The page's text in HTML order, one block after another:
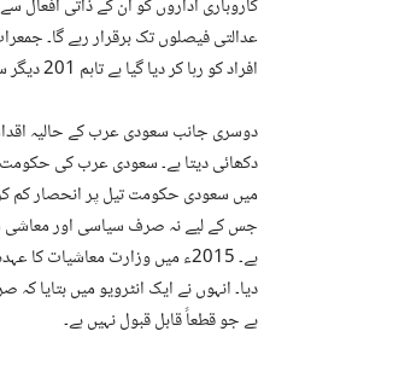
کاروباری اداروں کو ان کے ذاتی افعال
عدالتی فیصلوں تک برقرار رہے گا۔
افراد کو رہا کر دیا گیا ہے تاہم 201 دیگر سے تفتیشی عمل جاری ہے۔
دوسری جانب سعودی عرب کے حالیہ
میں سعودی حکومت تیل پر انحصار کم
جس کے لیے نہ صرف سیاسی اور معاشی
ہے۔ 2015ء میں وزارت معاشیات
ہے جو قطعاً قابل قبول نہیں ہے۔